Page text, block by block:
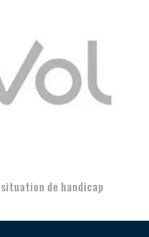
de handicap